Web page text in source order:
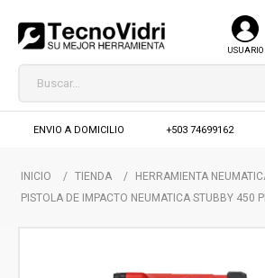
USUARIO
ENVIO A DOMICILIO +503 74699162
INICIO / TIENDA / HERRAMIENTA
PISTOLA DE IMPACTO NEUMATICA STUBBY 450